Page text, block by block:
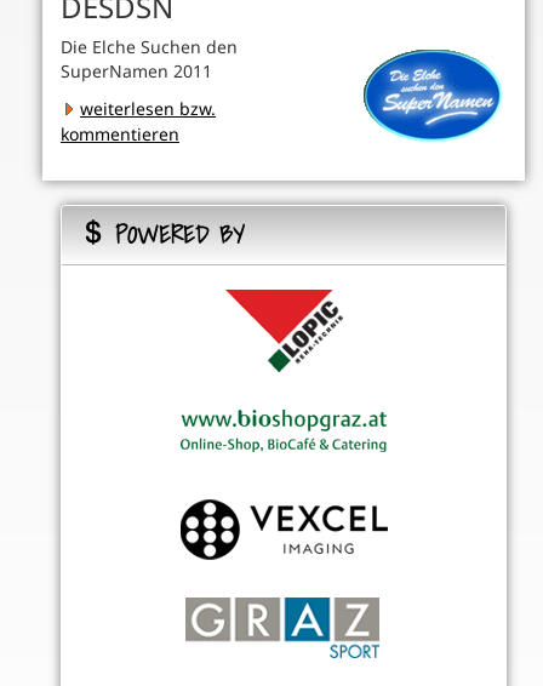
Die Elche Suchen den
SuperNamen 2011
weiterlesen bzw.
kommentieren
POWERED BY